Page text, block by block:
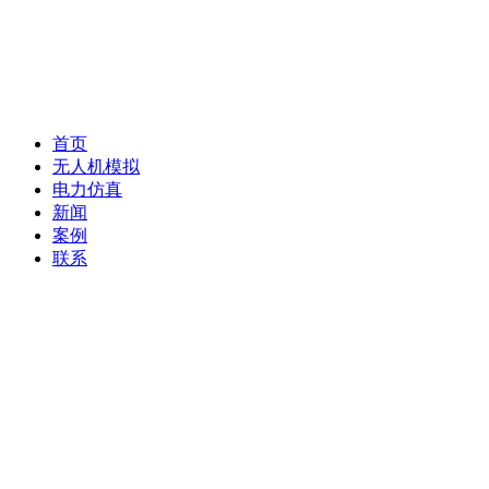
首页
无人机模拟
电力仿真
新闻
案例
联系